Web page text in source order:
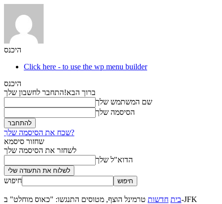
היכנס
Click here - to use the wp menu builder
היכנס
ברוך הבא!התחבר לחשבון שלך
שם המשתמש שלך
הסיסמה שלך
שכח את הסיסמה שלך?
שחזור סיסמא
לשחזר את הסיסמה שלך
הדוא"ל שלך
חיפוש
בית חדשות
טרמינל הוצף, מטוסים התנגשו: "כאוס מוחלט" ב-JFK